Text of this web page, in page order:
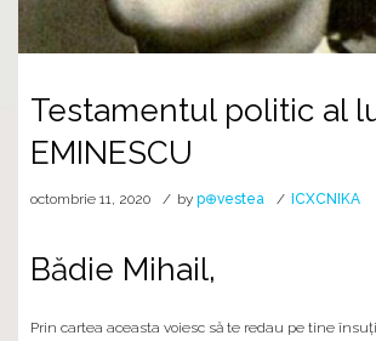
Testamentul politic al
EMINESCU
octombrie 11, 2020 by p⊕vestea ICXCNIKA
Bădie Mihail,
Prin cartea aceasta voiesc să te redau pe tine